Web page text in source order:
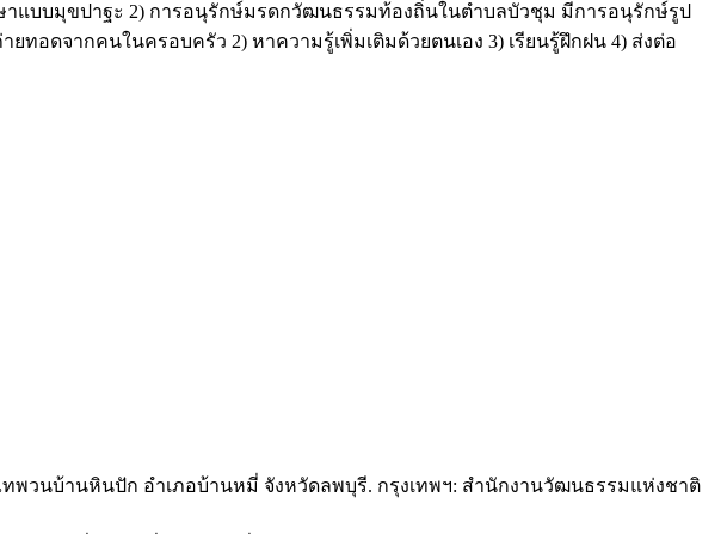
บบมุขปาฐะ 2) การอนุรักษ์มรดกวัฒนธรรมท้องถิ่นในตำบลบัวชุม มีการอนุรักษ์รูป
ดจากคนในครอบครัว 2) หาความรู้เพิ่มเติมด้วยตนเอง 3) เรียนรู้ฝึกฝน 4) ส่งต่อ
วนบ้านหินปัก อำเภอบ้านหมี่ จังหวัดลพบุรี. กรุงเทพฯ: สำนักงานวัฒนธรรมแห่งชาติ